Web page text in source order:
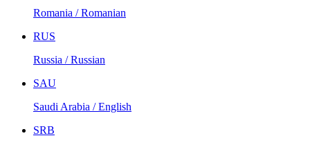
Romania / Romanian
RUS
Russia / Russian
SAU
Saudi Arabia / English
SRB